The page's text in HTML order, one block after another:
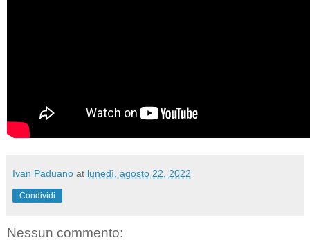
Ivan Paduano at lunedì, agosto 22, 2022
Condividi
Nessun commento: